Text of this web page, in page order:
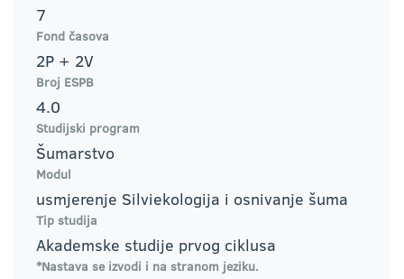
7
Fond časova
2P + 2V
Broj ESPB
4.0
Studijski program
Šumarstvo
Modul
usmjerenje Silviekologija i osnivanje šuma
Tip studija
Akademske studije prvog ciklusa
*Nastava se izvodi i na stranom jeziku.